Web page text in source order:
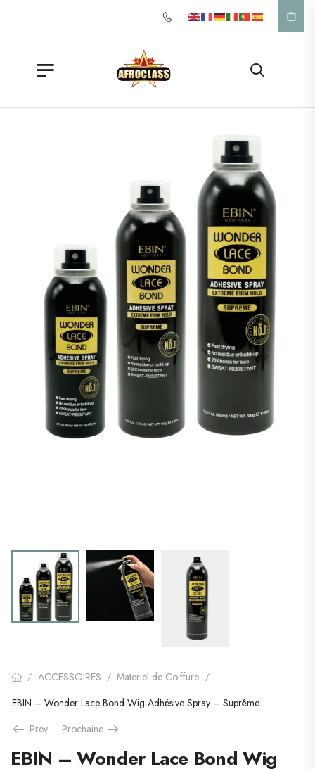
Appelez-nous: +33 1 42 57 39 53
/ ACCESSOIRES / Materiel de Coiffure /
EBIN – Wonder Lace Bond Wig Adhésive Spray – Suprême
Prev
Prochaine
EBIN – Wonder Lace Bond Wig